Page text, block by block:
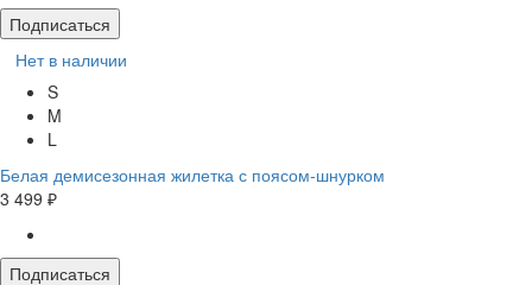
Подписаться
Нет в наличии
S
M
L
Белая демисезонная жилетка с поясом-шнурком
3 499 ₽
Подписаться